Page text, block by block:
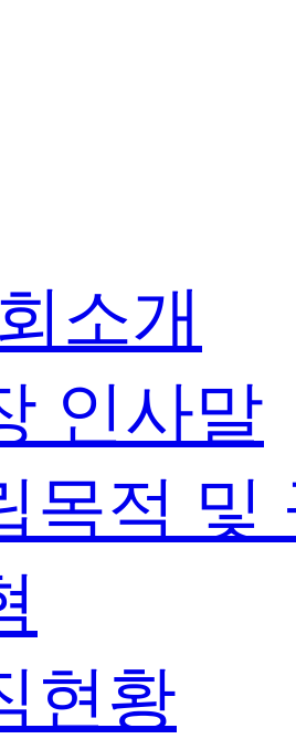
소개
인사말
목적 및
현황